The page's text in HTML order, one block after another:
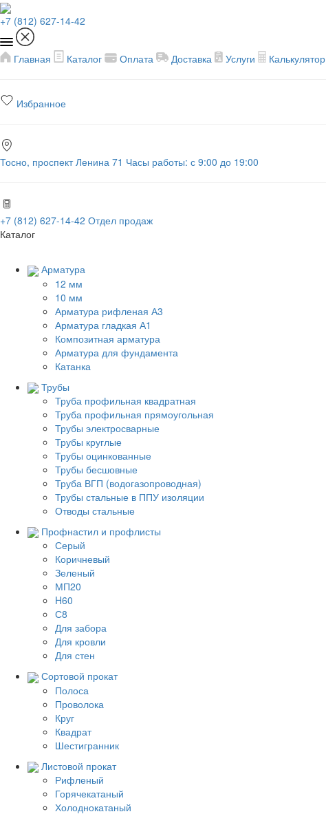
+7 (812) 627-14-42
Главная Каталог Оплата Доставка Услуги Калькулятор
Избранное
Тосно, проспект Ленина 71 Часы работы: с 9:00 до 19:00
+7 (812) 627-14-42 Отдел продаж
Каталог
Арматура
12 мм
10 мм
Арматура рифленая А3
Арматура гладкая А1
Композитная арматура
Арматура для фундамента
Катанка
Трубы
Труба профильная квадратная
Труба профильная прямоугольная
Трубы электросварные
Трубы круглые
Трубы оцинкованные
Трубы бесшовные
Труба ВГП (водогазопроводная)
Трубы стальные в ППУ изоляции
Отводы стальные
Профнастил и профлисты
Серый
Коричневый
Зеленый
МП20
H60
С8
Для забора
Для кровли
Для стен
Сортовой прокат
Полоса
Проволока
Круг
Квадрат
Шестигранник
Листовой прокат
Рифленый
Горячекатаный
Холоднокатаный